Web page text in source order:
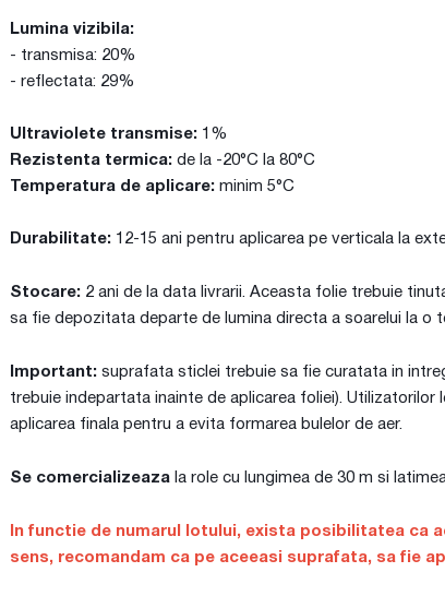
Lumina vizibila:
- transmisa: 20%
- reflectata: 29%
Ultraviolete transmise: 1%
Rezistenta termica: de la -20°C la 80°C
Temperatura de aplicare: minim 5°C
Durabilitate: 12-15 ani pentru aplicarea pe verticala la
Stocare: 2 ani de la data livrarii. Aceasta folie trebuie
sa fie depozitata departe de lumina directa a soarelui la o
Important: suprafata sticlei trebuie sa fie curatata in
trebuie indepartata inainte de aplicarea foliei).
aplicarea finala pentru a evita formarea bulelor de aer.
Se comercializeaza la role cu lungimea de 30 m si
In functie de numarul lotului, exista posibilitatea ca
sens, recomandam ca pe aceeasi suprafata, sa fie